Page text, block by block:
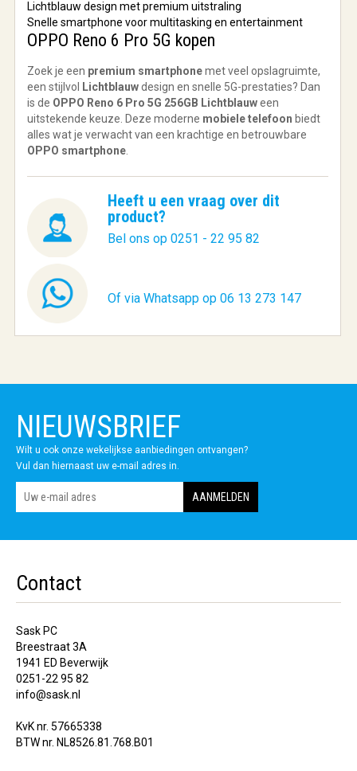
Lichtblauw design met premium uitstraling
Snelle smartphone voor multitasking en entertainment
OPPO Reno 6 Pro 5G kopen
Zoek je een premium smartphonemet veel opslagruimte,
een stijlvol
Lichtblauwdesign en snelle 5G-prestaties? Dan
is de OPPO Reno 6 Pro 5G 256GB Lichtblauween
uitstekende keuze. Deze moderne mobiele telefoon biedt
alles wat je verwacht van een krachtige en betrouwbare
OPPO smartphone
Heeft u een vraag over dit
product?
Bel ons op 0251 - 22 95 82
Of via Whatsapp op 06 13 273 147
NIEUWSBRIEF
Wilt u ook onze wekelijkse aanbiedingen ontvangen?
Vul dan hiernaast uw e-mail adres in.
Contact
Sask PC
Breestraat 3A
1941 ED Beverwijk
0251-22 95 82
info@sask.nl
KvK nr. 57665338
BTW nr. NL8526.81.768.B01